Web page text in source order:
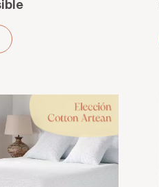
gris